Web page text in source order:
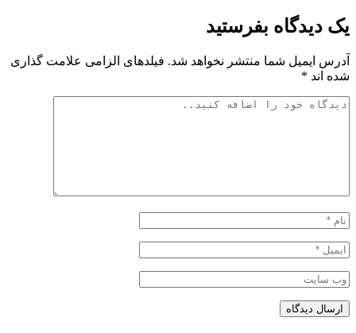
یک دیدگاه بفرستید
آدرس ایمیل شما منتشر نخواهد شد. فیلدهای الزامی علامت گذاری
شده اند *
ارسال دیدگاه